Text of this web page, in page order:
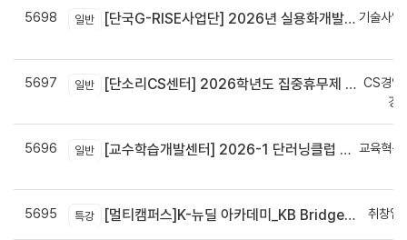
5698 일반 [단국G-RISE사업단] 2026년 실용화개발 지원(Grant) 과제 공고_~8/14(금)까지
기술사업
5697 일반 [단소리CS센터] 2026학년도 집중휴무제 안내 (EMS 및 이메일 발송 접수기한 : 7/24(금) 오후 12시까지)
CS경영
경
5696 일반 [교수학습개발센터] 2026-1 단러닝클럽 Best Practice 공모전 결과 안내
교육혁신
5695 특강 [멀티캠퍼스]K-뉴딜 아카데미_KB Bridge 과정 취창업